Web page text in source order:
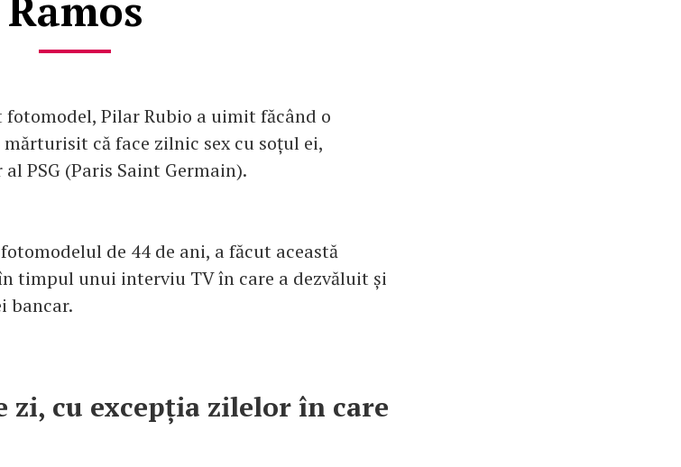
Pilar Rubio a uimit făcând o
că face zilnic sex cu soțul ei,
PSG (Paris Saint Germain).
de 44 de ani, a făcut această
timpul unui interviu TV în care a dezvăluit și
bancar.
zi, cu excepția zilelor în care